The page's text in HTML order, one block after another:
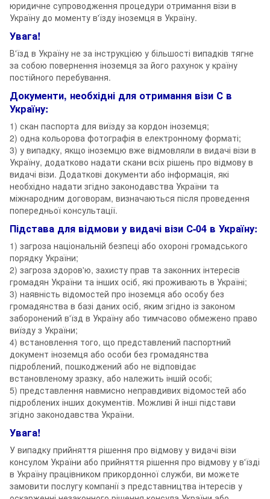
юридичне супроводження процедури отримання візи в
Україну до моменту в'їзду іноземця в Україну.
Увага!
В'їзд в Україну не за інструкцією у більшості випадків тягне
за собою повернення іноземця за його рахунок у країну
постійного перебування.
Документи, необхідні для отримання візи С в
Україну:
1) скан паспорта для виїзду за кордон іноземця;
2) одна кольорова фотографія в електронному форматі;
3) у випадку, якщо іноземцю вже відмовляли в видачі візи в
Україну, додатково надати скани всіх рішень про відмову в
видачі візи. Додаткові документи або інформація, які
необхідно надати згідно законодавства України та
міжнародним договорам, визначаються після проведення
попередньої консультації.
Підстава для відмови у видачі візи С-04 в Україну:
1) загроза національній безпеці або охороні громадського
порядку України;
2) загроза здоров'ю, захисту прав та законних інтересів
громадян України та інших осіб, які проживають в Україні;
3) наявність відомостей про іноземця або особу без
громадянства в базі даних осіб, яким згідно із законом
заборонений в'їзд в Україну або тимчасово обмежено право
виїзду з України;
4) встановлення того, що представлений паспортний
документ іноземця або особи без громадянства
підроблений, пошкоджений або не відповідає
встановленому зразку, або належить іншій особі;
5) представлення навмисно неправдивих відомостей або
підроблених інших документів. Можливі й інші підстави
згідно законодавства України.
Увага!
У випадку прийняття рішення про відмову у видачі візи
консулом України або прийняття рішення про відмову у в'їзді
в Україну працівником прикордонної служби, ви можете
замовити послугу компанії з представництва інтересів у